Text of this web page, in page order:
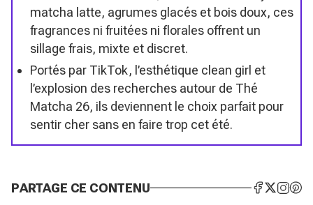
matcha latte, agrumes glacés et bois doux, ces
fragrances ni fruitées ni florales offrent un
sillage frais, mixte et discret.
Portés par TikTok, l’esthétique clean girl et
l’explosion des recherches autour de Thé
Matcha 26, ils deviennent le choix parfait pour
sentir cher sans en faire trop cet été.
PARTAGE CE CONTENU